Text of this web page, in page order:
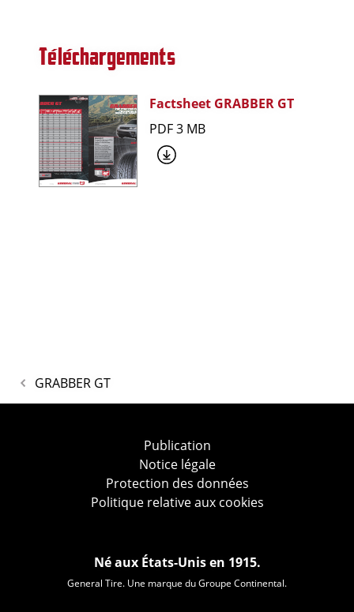
Téléchargements
Factsheet GRABBER GT
PDF 3 MB
GRABBER GT
Publication
Notice légale
Protection des données
Politique relative aux cookies
Né aux États-Unis en 1915.
General Tire. Une marque du Groupe Continental.